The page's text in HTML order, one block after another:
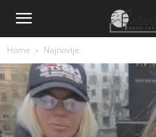
Home Najnovije